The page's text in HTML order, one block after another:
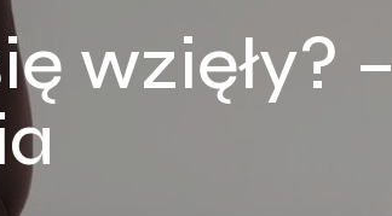
wzięły? –